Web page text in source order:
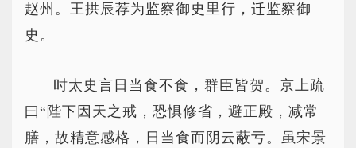
赵州。王拱辰荐为监察御史里行，迁监察御
史。
时太史言日当食不食，群臣皆贺。京上疏
曰“陛下因天之戒，恐惧修省，避正殿，减常
膳，故精意感格，日当食而阴云蔽亏。虽宋景